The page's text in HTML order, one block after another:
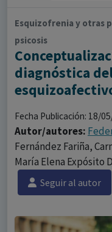
Esquizofrenia y otras
psicosis
diagnóstica
Fecha Publicación: 18/
Autor/autores:
Fernández Fariña,
María Elena Expósito
Seguir al autor